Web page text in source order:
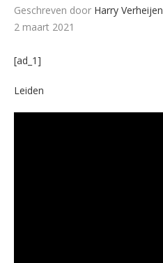
Geschreven door Harry Verheijen
2 maart 2021
[ad_1]
Leiden